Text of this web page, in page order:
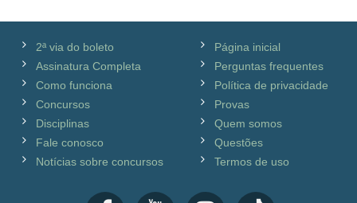
2ª via do boleto
Assinatura Completa
Como funciona
Concursos
Disciplinas
Fale conosco
Notícias sobre concursos
Página inicial
Perguntas frequentes
Política de privacidade
Provas
Quem somos
Questões
Termos de uso